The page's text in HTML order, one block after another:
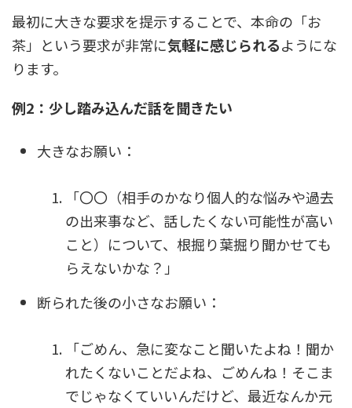
最初に大きな要求を提示することで、本命の「お
茶」という要求が非常に気軽に感じられるようにな
ります。
例2：少し踏み込んだ話を聞きたい
大きなお願い：
「〇〇（相手のかなり個人的な悩みや過去
の出来事など、話したくない可能性が高い
こと）について、根掘り葉掘り聞かせても
らえないかな？」
断られた後の小さなお願い：
「ごめん、急に変なこと聞いたよね！聞か
れたくないことだよね、ごめんね！そこま
でじゃなくていいんだけど、最近なんか元